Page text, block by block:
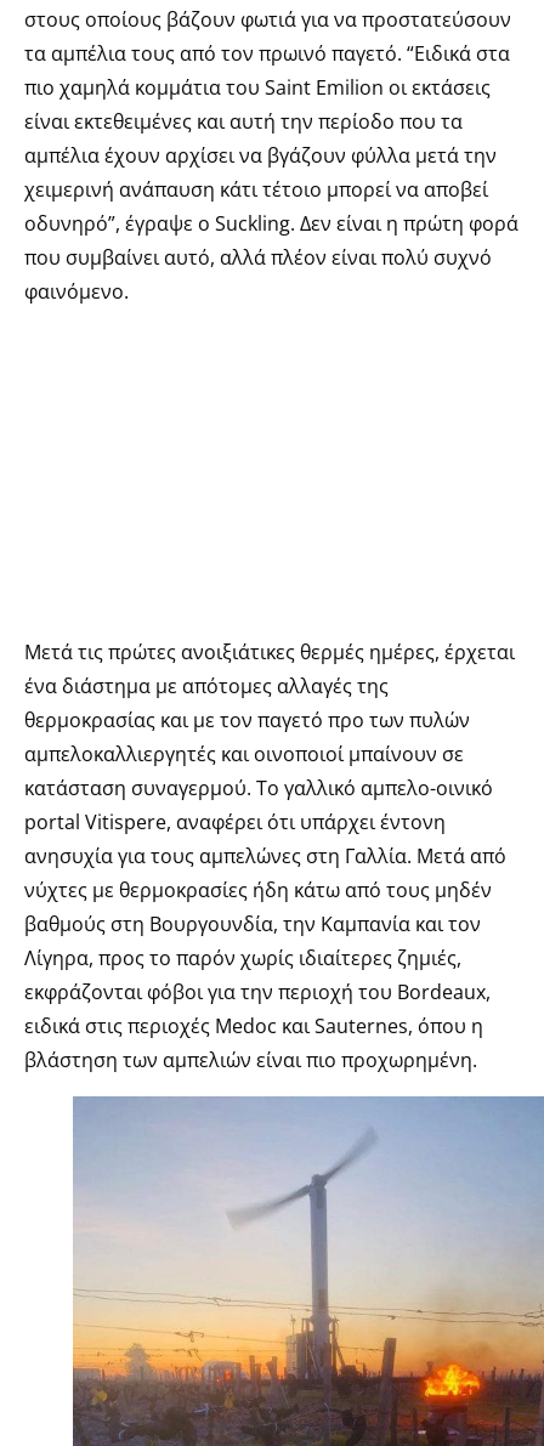
στους οποίους βάζουν φωτιά για να προστατεύσουν
τα αμπέλια τους από τον πρωινό παγετό. “Ειδικά στα
πιο χαμηλά κομμάτια του Saint Emilion οι εκτάσεις
είναι εκτεθειμένες και αυτή την περίοδο που τα
αμπέλια έχουν αρχίσει να βγάζουν φύλλα μετά την
χειμερινή ανάπαυση κάτι τέτοιο μπορεί να αποβεί
οδυνηρό”, έγραψε ο Suckling. Δεν είναι η πρώτη φορά
που συμβαίνει αυτό, αλλά πλέον είναι πολύ συχνό
φαινόμενο.
Μετά τις πρώτες ανοιξιάτικες θερμές ημέρες, έρχεται
ένα διάστημα με απότομες αλλαγές της
θερμοκρασίας και με τον παγετό προ των πυλών
αμπελοκαλλιεργητές και οινοποιοί μπαίνουν σε
κατάσταση συναγερμού. Το γαλλικό αμπελο-οινικό
portal Vitispere, αναφέρει ότι υπάρχει έντονη
ανησυχία για τους αμπελώνες στη Γαλλία. Μετά από
νύχτες με θερμοκρασίες ήδη κάτω από τους μηδέν
βαθμούς στη Βουργουνδία, την Καμπανία και τον
Λίγηρα, προς το παρόν χωρίς ιδιαίτερες ζημιές,
εκφράζονται φόβοι για την περιοχή του Bordeaux,
ειδικά στις περιοχές Medoc και Sauternes, όπου η
βλάστηση των αμπελιών είναι πιο προχωρημένη.